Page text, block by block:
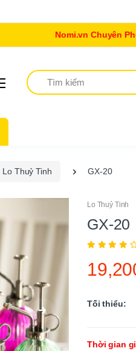
Nomi.vn Chuyên
Tìm kiếm
Lo Thuỷ Tinh GX-20
Lo Thuỷ Tinh
GX-20
Tối thiểu:
Thời gian